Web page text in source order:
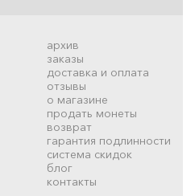
архив
заказы
доставка и оплата
отзывы
о магазине
продать монеты
возврат
гарантия подлинности
система скидок
блог
контакты